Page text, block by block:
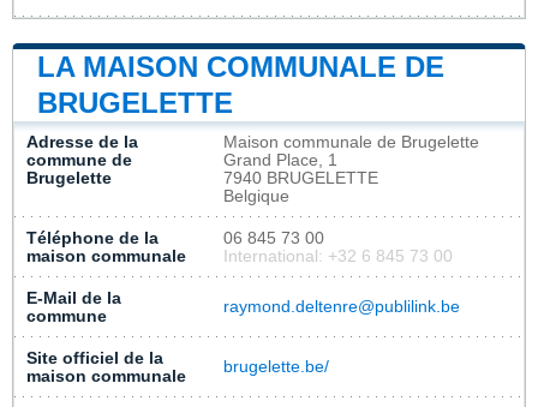
LA MAISON COMMUNALE DE
BRUGELETTE
Adresse de la
commune de
Brugelette
Maison communale de Brugelette
Grand Place, 1
7940 BRUGELETTE
Belgique
Téléphone de la
maison communale
06 845 73 00
International: +32 6 845 73 00
E-Mail de la
commune
raymond.deltenre@publilink.be
Site officiel de la
maison communale
brugelette.be/